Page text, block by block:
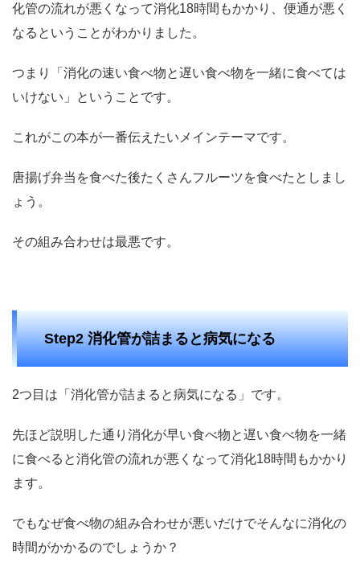
化管の流れが悪くなって消化18時間もかかり、便通が悪く
なるということがわかりました。
つまり「消化の速い食べ物と遅い食べ物を一緒に食べては
いけない」ということです。
これがこの本が一番伝えたいメインテーマです。
唐揚げ弁当を食べた後たくさんフルーツを食べたとしまし
ょう。
その組み合わせは最悪です。
Step2 消化管が詰まると病気になる
2つ目は「消化管が詰まると病気になる」です。
先ほど説明した通り消化が早い食べ物と遅い食べ物を一緒
に食べると消化管の流れが悪くなって消化18時間もかかり
ます。
でもなぜ食べ物の組み合わせが悪いだけでそんなに消化の
時間がかかるのでしょうか？